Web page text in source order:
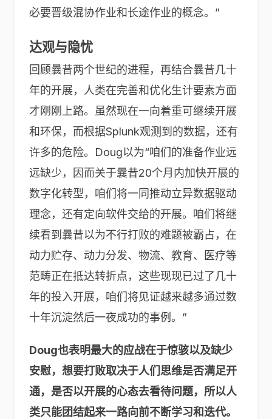
必要晋级混协作业和长途作业的概念。”
达观与隐忧
回顾曩昔两个世纪的进程，再结合曩昔几十
年的开展，人类在完善和优化生计要素方面
才刚刚上路。虽然现在一向着重可继续开展
和环保，而根据Splunk观测到的数据，还有
许多的危险。Doug以为“咱们的准备作业远
远缺少，因而关于曩昔20个月内加快开展的
数字化转型，咱们将一同推动立异数据驱动
理念，还有定向软件交给的开展。咱们将继
续看到曩昔以为不行打败的难题被霸占，在
动力贮存、动力分发、物流、教育、医疗等
范畴正在抵达转折点，这些现现已过了几十
年的投入开展，咱们将见证越来越多通过数
十年沉淀然后一夜成功的事例。”
Doug也表明最大的应战在于惊骇以及缺少
安慰，想要打败取决于人们思维是否满足开
通，是否以开展的心态去看待问题，所以人
类只能团结起来一路向前不断学习和迭代。